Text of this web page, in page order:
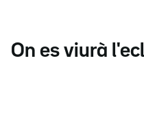
On es viurà